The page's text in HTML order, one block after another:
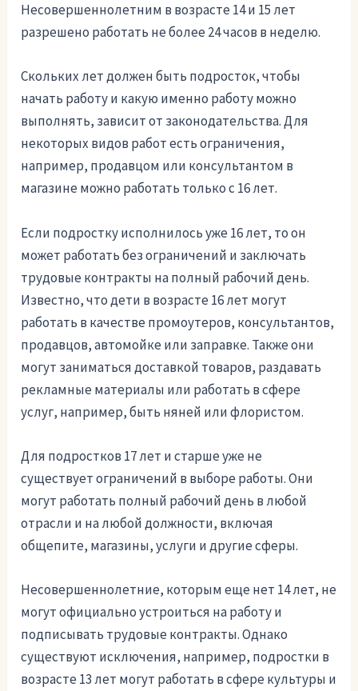
Несовершеннолетним в возрасте 14 и 15 лет
разрешено работать не более 24 часов в неделю.
Скольких лет должен быть подросток, чтобы
начать работу и какую именно работу можно
выполнять, зависит от законодательства. Для
некоторых видов работ есть ограничения,
например, продавцом или консультантом в
магазине можно работать только с 16 лет.
Если подростку исполнилось уже 16 лет, то он
может работать без ограничений и заключать
трудовые контракты на полный рабочий день.
Известно, что дети в возрасте 16 лет могут
работать в качестве промоутеров, консультантов,
продавцов, автомойке или заправке. Также они
могут заниматься доставкой товаров, раздавать
рекламные материалы или работать в сфере
услуг, например, быть няней или флористом.
Для подростков 17 лет и старше уже не
существует ограничений в выборе работы. Они
могут работать полный рабочий день в любой
отрасли и на любой должности, включая
общепите, магазины, услуги и другие сферы.
Несовершеннолетние, которым еще нет 14 лет, не
могут официально устроиться на работу и
подписывать трудовые контракты. Однако
существуют исключения, например, подростки в
возрасте 13 лет могут работать в сфере культуры и